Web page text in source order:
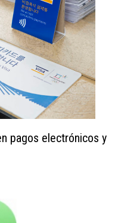
pagos electrónicos y